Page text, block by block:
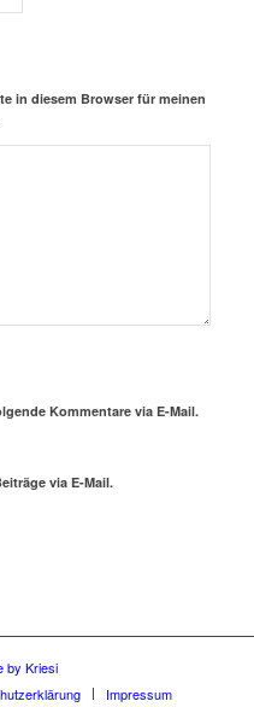
in diesem Browser für meinen
Kommentare via E-Mail.
via E-Mail.
by Kriesi
Impressum